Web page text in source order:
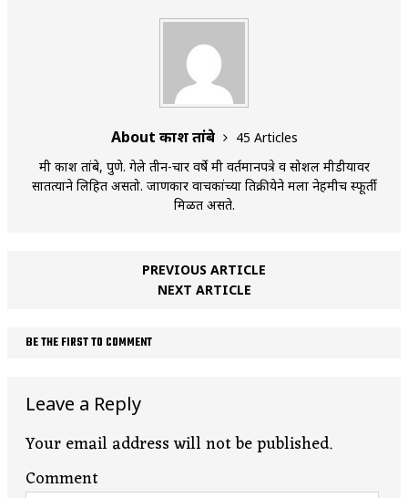
About प्रकाश तांबे
45 Articles
मी प्रकाश तांबे, पुणे. गेले तीन-चार वर्षे मी वर्तमानपत्रे व सोशल मीडीयावर
सातत्याने लिहित असतो. जाणकार वाचकांच्या प्रतिक्रीयेने मला नेहमीच स्फूर्ती
मिळत असते.
PREVIOUS ARTICLE
NEXT ARTICLE
BE THE FIRST TO COMMENT
Leave a Reply
Your email address will not be published.
Comment